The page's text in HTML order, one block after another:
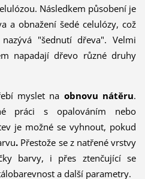
Následkem působení je
a obnažení šedé celulózy, což
"šednutí dřeva". Velmi
napadají dřevo různé druhy
myslet na obnovu nátěru.
práci s opalováním nebo
je možné se vyhnout, pokud
. Přestože se z natřené vrstvy
barvy, i přes ztenčující se
a další parametry.